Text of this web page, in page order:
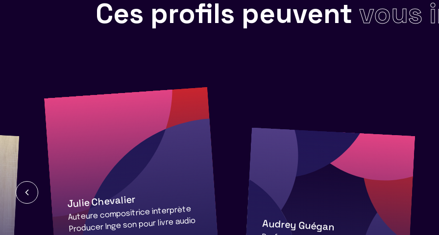
Ces profils peuvent vous
Julie Chevalier
Auteure compositrice interprète
Producer Inge son pour livre audio Audrey Guégan